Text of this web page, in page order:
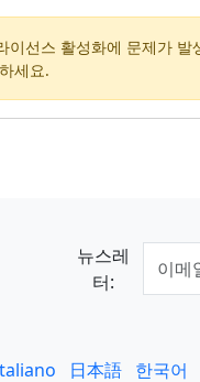
이선스 활성화에 문제가 발
세요.
뉴스레
터:
日本語 한국어